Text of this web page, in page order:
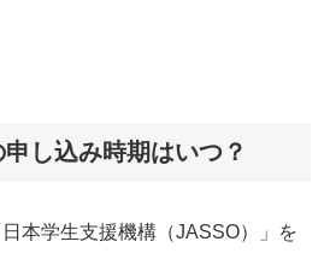
し込み時期はいつ？
本学生支援機構（JASSO）」を